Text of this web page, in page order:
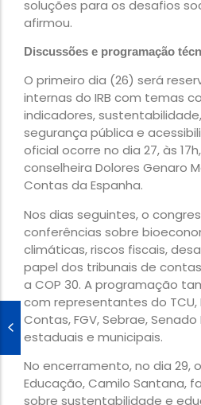
soluções para os desafios
afirmou.
Discussões e programação
O primeiro dia (26) será
internas do IRB com temas
indicadores,
segurança pública e
oficial ocorre no dia 27, às
conselheira Dolores Genaro
Contas da Espanha.
Nos dias seguintes, o
conferências sobre
climáticas, riscos fiscais,
papel dos tribunais de
a COP 30. A programação
com representantes do TCU,
Contas, FGV, Sebrae,
estaduais e municipais.
No encerramento, no dia 29,
Educação, Camilo Santana,
sobre sustentabilidade e